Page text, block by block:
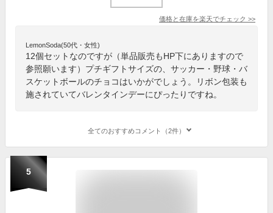
価格と在庫を楽天でチェック >>
LemonSoda(50代・女性)
12個セットなのですが（単品販売もHP下にありますので
参照願います）プチギフトサイズの、サッカー・野球・バ
スケットボールのチョコはいかがでしょう。リボン包装も
施されていてバレンタインデーにぴったりですね。
全てのおすすめコメント（2件）
5